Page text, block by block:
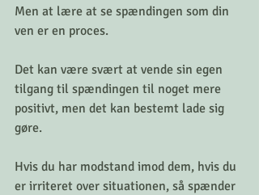
Men at lære at se spændingen som din
ven er en proces.
Det kan være svært at vende sin egen
tilgang til spændingen til noget mere
positivt, men det kan bestemt lade sig
gøre.
Hvis du har modstand imod dem, hvis du
er irriteret over situationen, så spænder